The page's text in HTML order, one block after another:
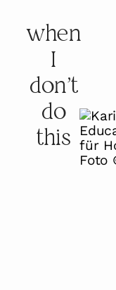
when
I
don't
do
this